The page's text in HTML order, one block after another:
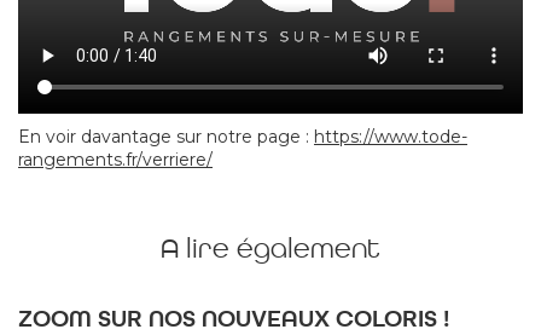
En voir davantage sur notre page : https://www.tode-
rangements.fr/verriere/
A lire également
ZOOM SUR NOS NOUVEAUX COLORIS !